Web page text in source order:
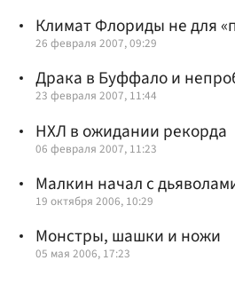
Климат Флориды не для
26 февраля 2007, 09:29
Драка в Буффало и
23 февраля 2007, 11:44
НХЛ в ожидании рекорда
06 февраля 2007, 11:23
Малкин начал с
19 октября 2006, 10:29
Монстры, шашки и ножи
05 мая 2006, 17:23